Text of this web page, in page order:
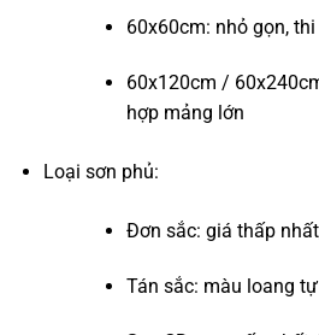
60x60cm: nhỏ gọn,
60x120cm /
hợp mảng lớn
Loại sơn phủ:
Đơn sắc: giá thấp
Tán sắc: màu loang